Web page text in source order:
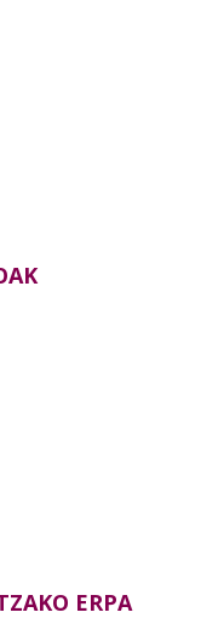
ERPA